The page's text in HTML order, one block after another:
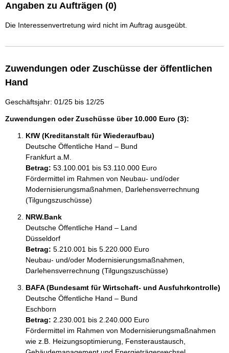
Angaben zu Aufträgen (0)
Die Interessenvertretung wird nicht im Auftrag ausgeübt.
Zuwendungen oder Zuschüsse der öffentlichen
Hand
Geschäftsjahr: 01/25 bis 12/25
Zuwendungen oder Zuschüsse über 10.000 Euro (3):
KfW (Kreditanstalt für Wiederaufbau)
Deutsche Öffentliche Hand – Bund
Frankfurt a.M.
Betrag: 53.100.001 bis 53.110.000 Euro
Fördermittel im Rahmen von Neubau- und/oder
Modernisierungsmaßnahmen, Darlehensverrechnung
(Tilgungszuschüsse)
NRW.Bank
Deutsche Öffentliche Hand – Land
Düsseldorf
Betrag: 5.210.001 bis 5.220.000 Euro
Neubau- und/oder Modernisierungsmaßnahmen,
Darlehensverrechnung (Tilgungszuschüsse)
BAFA (Bundesamt für Wirtschaft- und Ausfuhrkontrolle)
Deutsche Öffentliche Hand – Bund
Eschborn
Betrag: 2.230.001 bis 2.240.000 Euro
Fördermittel im Rahmen von Modernisierungsmaßnahmen
wie z.B. Heizungsoptimierung, Fensteraustausch,